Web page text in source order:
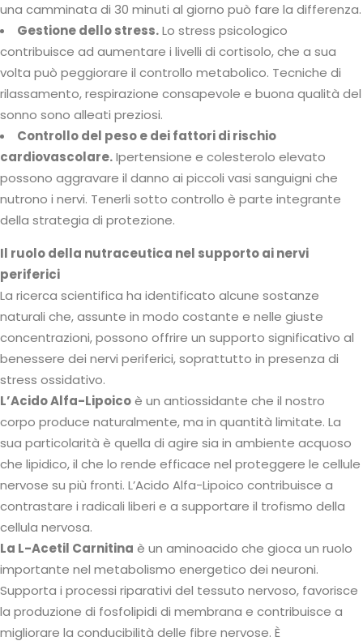
una camminata di 30 minuti al giorno può fare la differenza.
Gestione dello stress.Lo stress psicologico
contribuisce ad aumentare i livelli di cortisolo, che a sua
volta può peggiorare il controllo metabolico. Tecniche di
rilassamento, respirazione consapevole e buona qualità del
sonno sono alleati preziosi.
Controllo del peso e dei fattori di rischio
cardiovascolare.Ipertensione e colesterolo elevato
possono aggravare il danno ai piccoli vasi sanguigni che
nutrono i nervi. Tenerli sotto controllo è parte integrante
della strategia di protezione.
Il ruolo della nutraceutica nel supporto ai nervi
periferici
La ricerca scientifica ha identificato alcune sostanze
naturali che, assunte in modo costante e nelle giuste
concentrazioni, possono offrire un supporto significativo al
benessere dei nervi periferici, soprattutto in presenza di
stress ossidativo.
L’Acido Alfa-Lipoicoè un antiossidante che il nostro
corpo produce naturalmente, ma in quantità limitate. La
sua particolarità è quella di agire sia in ambiente acquoso
che lipidico, il che lo rende efficace nel proteggere le cellule
nervose su più fronti. L’Acido Alfa-Lipoico contribuisce a
contrastare i radicali liberi e a supportare il trofismo della
cellula nervosa.
La L-Acetil Carnitina è un aminoacido che gioca un ruolo
importante nel metabolismo energetico dei neuroni.
Supporta i processi riparativi del tessuto nervoso, favorisce
la produzione di fosfolipidi di membrana e contribuisce a
migliorare la conducibilità delle fibre nervose. È